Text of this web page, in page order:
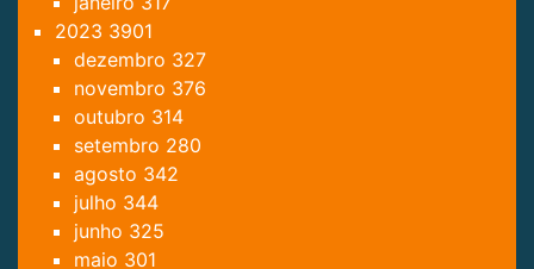
2023 3901
dezembro 327
novembro 376
outubro 314
setembro 280
agosto 342
julho 344
junho 325
maio 301